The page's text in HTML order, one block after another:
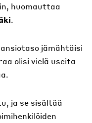
huomauttaa
.
jämähtäisi
olisi vielä useita
ja se sisältää